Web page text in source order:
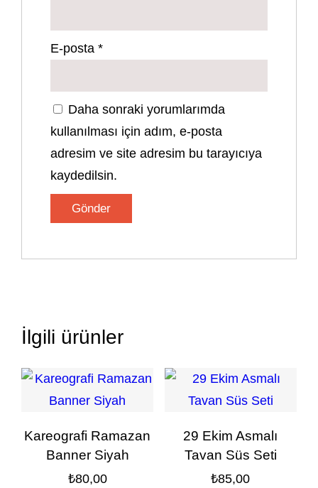
E-posta*
Daha sonraki yorumlarımda
kullanılması için adım, e-posta
adresim ve site adresim bu tarayıcıya
kaydedilsin.
İlgili ürünler
Kareografi Ramazan
Banner Siyah
₺80,00
29 Ekim Asmalı
Tavan Süs Seti
₺85,00